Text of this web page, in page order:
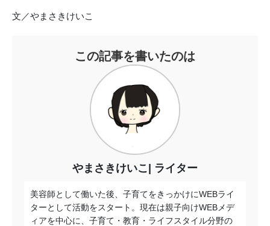
文／やまさきけいこ
この記事を書いたのは
やまさきけいこ ライター
美容師として働いた後、子育てをきっかけにWEBライ
ターとして活動をスタート。現在は親子向けWEBメデ
ィアを中心に、子育て・教育・ライフスタイル分野の